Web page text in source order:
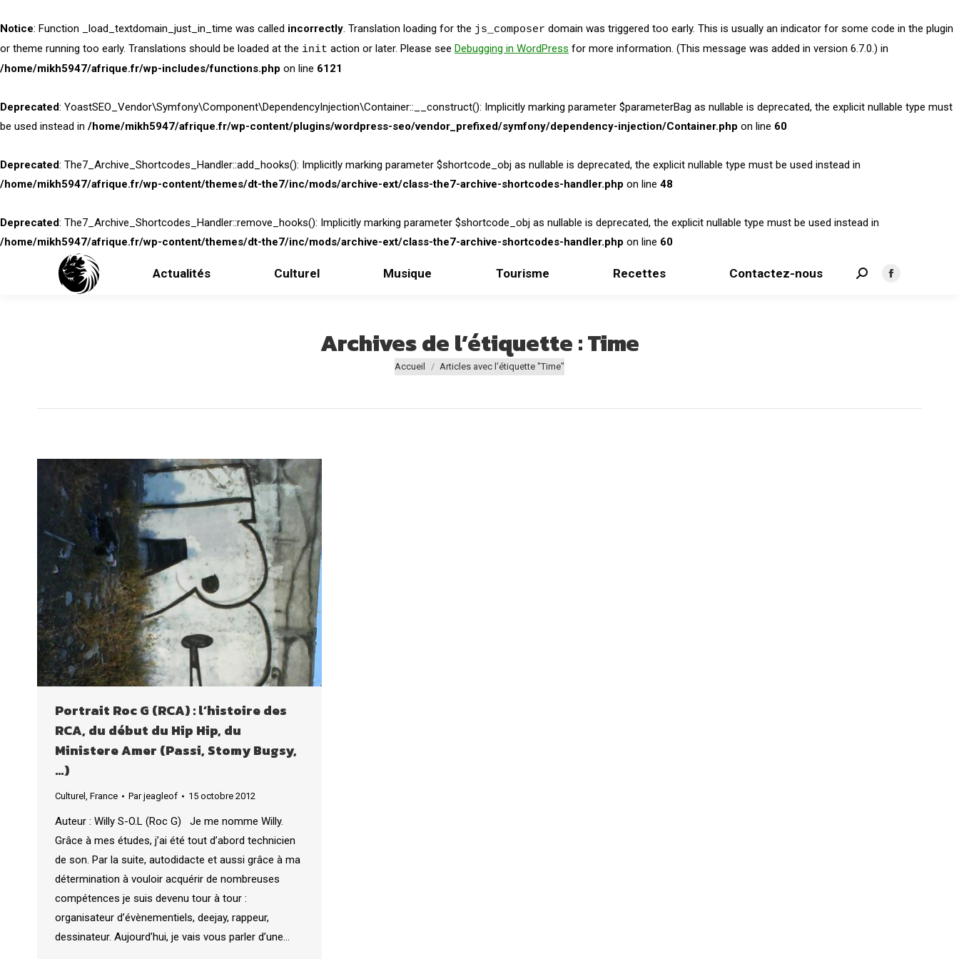
Notice: Function _load_textdomain_just_in_time was called incorrectly. Translation loading for the js_composer domain was triggered too early. This is usually an indicator for some code in the plugin
or theme running too early. Translations should be loaded at the init action or later. Please see Debugging in WordPress for more information. (This message was added in version 6.7.0.) in
/home/mikh5947/afrique.fr/wp-includes/functions.php on line 6121
Deprecated: YoastSEO_Vendor\Symfony\Component\DependencyInjection\Container::__construct(): Implicitly marking parameter $parameterBag as nullable is deprecated, the explicit nullable type must
be used instead in /home/mikh5947/afrique.fr/wp-content/plugins/wordpress-seo/vendor_prefixed/symfony/dependency-injection/Container.php on line 60
Deprecated: The7_Archive_Shortcodes_Handler::add_hooks(): Implicitly marking parameter $shortcode_obj as nullable is deprecated, the explicit nullable type must be used instead in
/home/mikh5947/afrique.fr/wp-content/themes/dt-the7/inc/mods/archive-ext/class-the7-archive-shortcodes-handler.php on line 48
Deprecated: The7_Archive_Shortcodes_Handler::remove_hooks(): Implicitly marking parameter $shortcode_obj as nullable is deprecated, the explicit nullable type must be used instead in
/home/mikh5947/afrique.fr/wp-content/themes/dt-the7/inc/mods/archive-ext/class-the7-archive-shortcodes-handler.php on line 60
Actualités Culturel Musique Tourisme Recettes Contactez-nous Search:Facebook
Archives de l’étiquette :Time
Vous êtes ici :
Accueil Articles avec l’étiquette "Time"
Portrait Roc G (RCA) : l’histoire des
RCA, du début du Hip Hip, du
Ministere Amer (Passi, Stomy Bugsy,
…)
Culturel , France Parjeagleof 15 octobre 2012
Auteur : Willy S-O.L (Roc G) Je me nomme Willy.
Grâce à mes études, j’ai été tout d’abord technicien
de son. Par la suite, autodidacte et aussi grâce à ma
détermination à vouloir acquérir de nombreuses
compétences je suis devenu tour à tour :
organisateur d’évènementiels, deejay, rappeur,
dessinateur. Aujourd’hui, je vais vous parler d’une…